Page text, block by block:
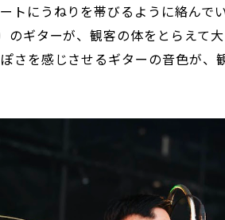
トにうねりを帯びるように絡んで
のギターが、観客の体をとらえて
さを感じさせるギターの音色が、